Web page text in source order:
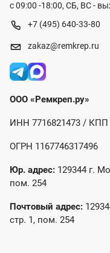
с 09:00 -18:00, СБ, ВС -
+7 (495) 640-33-80
zakaz@remkrep.ru
ООО «Ремкреп.ру»
ИНН 7716821473 / КПП
ОГРН 1167746317496
Юр. адрес: 129344 г.
пом. 254
Почтовый адрес:
стр. 1, пом. 254